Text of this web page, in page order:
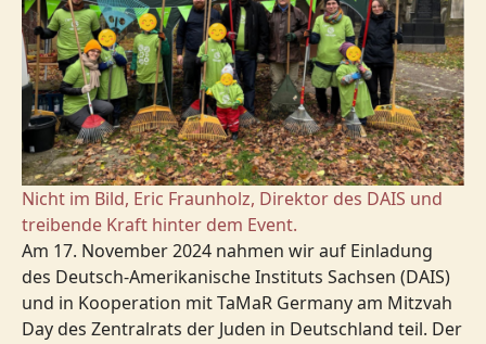
Nicht im Bild, Eric Fraunholz, Direktor des DAIS und
treibende Kraft hinter dem Event.
Am 17. November 2024 nahmen wir auf Einladung
des Deutsch-Amerikanische Instituts Sachsen (DAIS)
und in Kooperation mit TaMaR Germany am Mitzvah
Day des Zentralrats der Juden in Deutschland teil. Der